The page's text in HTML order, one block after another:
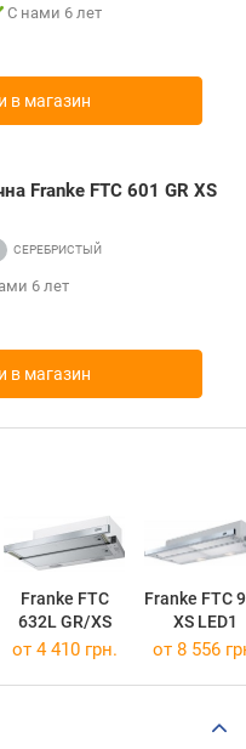
С нами 6 лет
в магазин
Franke FTC 601 GR XS
6 лет
в магазин
Franke FTC
632L GR/XS
Franke FTC
XS LED1
от 4 410 грн. от 8 556